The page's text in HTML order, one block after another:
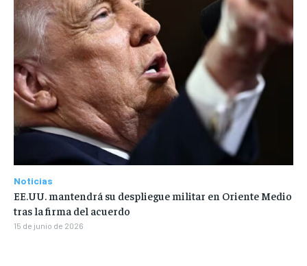
Noticias
EE.UU. mantendrá su despliegue militar en Oriente Medio
tras la firma del acuerdo
15 de junio de 2026